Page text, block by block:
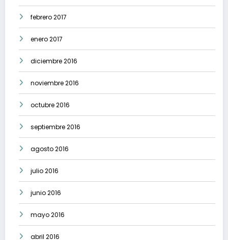
febrero 2017
enero 2017
diciembre 2016
noviembre 2016
octubre 2016
septiembre 2016
agosto 2016
julio 2016
junio 2016
mayo 2016
abril 2016